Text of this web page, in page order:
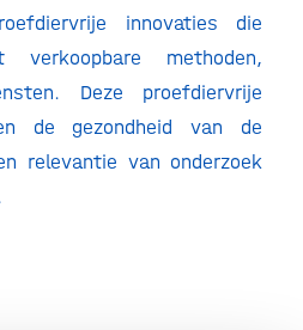
innovaties die
methoden,
Deze proefdiervrije
de gezondheid van de
relevantie van onderzoek